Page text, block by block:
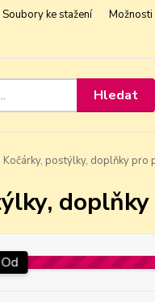
Soubory ke stažení
Hledat
Kočárky, postýlky, doplňky pro
Od